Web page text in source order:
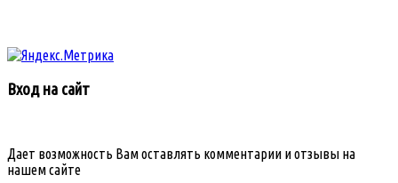
Вход на сайт
Дает возможность Вам оставлять комментарии и отзывы на
нашем сайте